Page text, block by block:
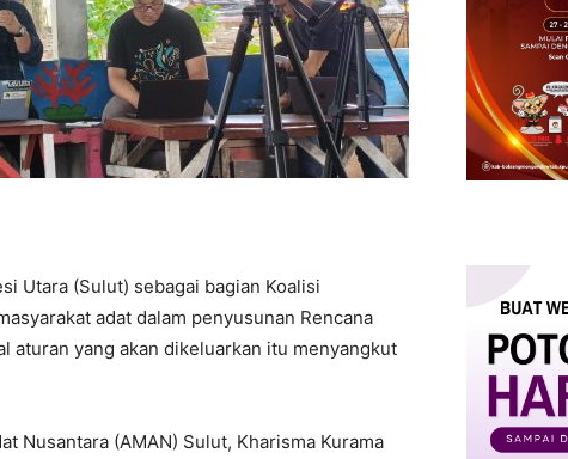
Utara (Sulut) sebagai bagian Koalisi
adat dalam penyusunan Rencana
aturan yang akan dikeluarkan itu menyangkut
Nusantara (AMAN) Sulut, Kharisma Kurama